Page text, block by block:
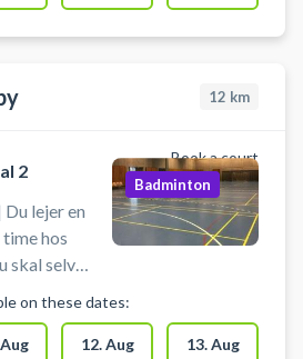
12 km
Book a court
2
lejer en
hos
skal selv
og bolde.
Badminton
on these dates:
12. Aug 13. Aug